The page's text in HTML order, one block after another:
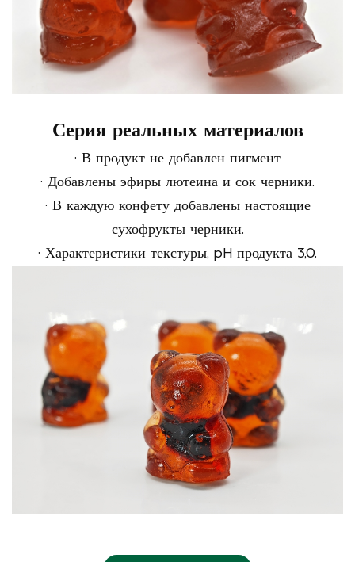
Серия реальных материалов
· В продукт не добавлен пигмент
· Добавлены эфиры лютеина и сок черники.
· В каждую конфету добавлены настоящие
сухофрукты черники.
· Характеристики текстуры, pH продукта 3,0.